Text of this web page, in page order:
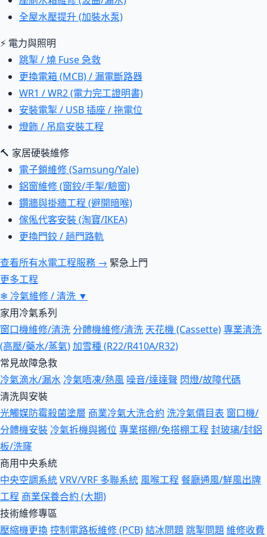
全屋水壓提升 (加裝水泵)
⚡ 電力與照明
跳掣 / 燒 Fuse 急救
更換電箱 (MCB) / 漏電斷路器
WR1 / WR2 (電力完工證明書)
安裝電掣 / USB 插座 / 拖電位
燈飾 / 吊扇安裝工程
🔨 家居硬裝維修
電子鎖維修 (Samsung/Yale)
鋁窗維修 (窗鉸/手掣/驗窗)
鑽牆與掛牆工程 (避開暗喉)
傢俬代客安裝 (淘寶/IKEA)
更換門鉸 / 趟門路軌
查看所有水電工程服務 → 緊急上門
更多工程
❄ 冷氣維修 / 清洗 ▼
家用冷氣系列
窗口機維修/清洗 分體機維修/清洗 天花機 (Cassette)專業清洗
(高壓/藥水/蒸氣)加雪種 (R22/R410A/R32)
常見故障急救
冷氣滴水/漏水 冷氣唔凍/熱風 噪音/達達聲 閃燈/故障代碼
清洗與安裝
光觸媒防霉殺菌塗層 商業冷氣大洗合約 洗冷氣價目表 窗口機/
分體機安裝 冷氣拆機與搬位 專業搭棚/免搭棚工程 封玻璃/封鋁
板/洗窿
商用中央系統
中央空調系統VRV/VRF 多聯系統 風喉工程 餐廳通風/鮮風出牌
工程 商業保養合約 (大期)
技術維修專區
壓縮機更換控制電路板維修 (PCB)結冰問題跳掣問題維修收費